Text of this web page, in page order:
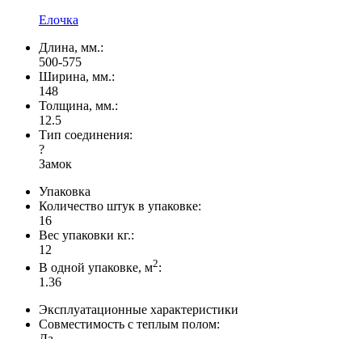
Елочка
Длина, мм.:
500-575
Ширина, мм.:
148
Толщина, мм.:
12.5
Тип соединения:
?
Замок
Упаковка
Количество штук в упаковке:
16
Вес упаковки кг.:
12
В одной упаковке, м2:
1.36
Эксплуатационные характеристики
Совместимость с теплым полом: